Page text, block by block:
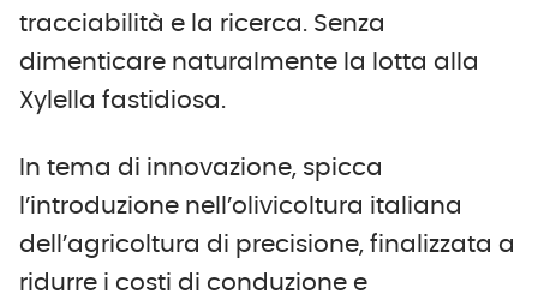
tracciabilità e la ricerca. Senza
dimenticare naturalmente la lotta alla
Xylella fastidiosa.
In tema di innovazione, spicca
l’introduzione nell’olivicoltura italiana
dell’agricoltura di precisione, finalizzata a
ridurre i costi di conduzione e